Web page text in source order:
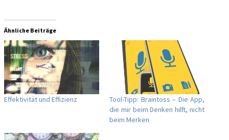
Ähnliche Beiträge
Effektivität und Effizienz
Tool-Tipp: Braintoss – Die App,
die mir beim Denken hilft, nicht
beim Merken